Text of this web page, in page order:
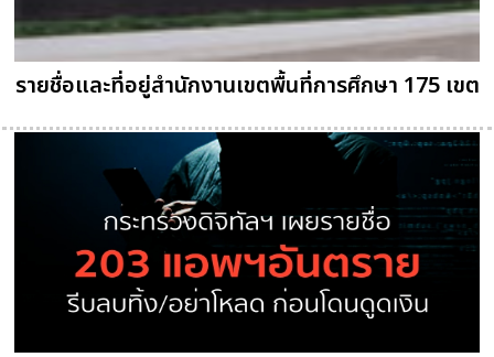
รายชื่อและที่อยู่สำนักงานเขตพื้นที่การศึกษา 175 เขต